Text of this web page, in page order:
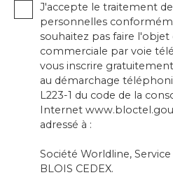
J'accepte le traitement
personnelles
souhaitez pas faire
commerciale par voie
vous inscrire
au démarchage
L223-1 du code de la
Internet
adressé à :
Société Worldline, Service
BLOIS CEDEX.